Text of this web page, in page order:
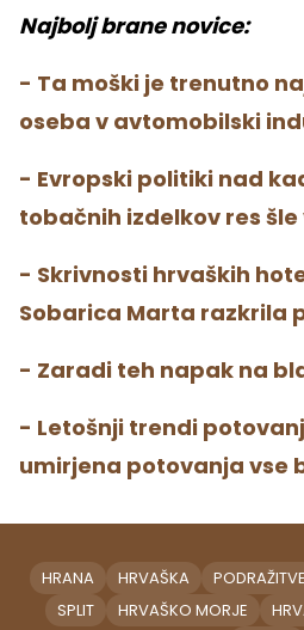
Najbolj brane novice:
- Ta moški je trenutno
oseba v avtomobilski
- Evropski politiki nad
tobačnih izdelkov res šle
- Skrivnosti hrvaških
Sobarica Marta razkrila
- Zaradi teh napak na
- Letošnji trendi
umirjena potovanja vse
HRANA HRVAŠKA PODRAŽITVE
SPLIT
HRVAŠKO MORJE